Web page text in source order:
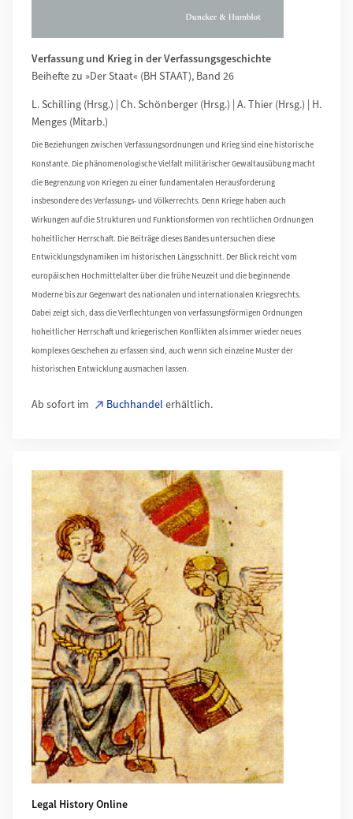
Verfassung und Krieg in der Verfassungsgeschichte
Beihefte zu »Der Staat« (BH STAAT), Band 26
L. Schilling (Hrsg.) | Ch. Schönberger (Hrsg.) | A. Thier (Hrsg.) | H.
Menges (Mitarb.)
Die Beziehungen zwischen Verfassungsordnungen und Krieg sind eine historische
Konstante. Die phänomenologische Vielfalt militärischer Gewaltausübung macht
die Begrenzung von Kriegen zu einer fundamentalen Herausforderung
insbesondere des Verfassungs- und Völkerrechts. Denn Kriege haben auch
Wirkungen auf die Strukturen und Funktionsformen von rechtlichen Ordnungen
hoheitlicher Herrschaft. Die Beiträge dieses Bandes untersuchen diese
Entwicklungsdynamiken im historischen Längsschnitt. Der Blick reicht vom
europäischen Hochmittelalter über die frühe Neuzeit und die beginnende
Moderne bis zur Gegenwart des nationalen und internationalen Kriegsrechts.
Dabei zeigt sich, dass die Verflechtungen von verfassungsförmigen Ordnungen
hoheitlicher Herrschaft und kriegerischen Konflikten als immer wieder neues
komplexes Geschehen zu erfassen sind, auch wenn sich einzelne Muster der
historischen Entwicklung ausmachen lassen.
Ab sofort im Buchhandel erhältlich.
Legal History Online